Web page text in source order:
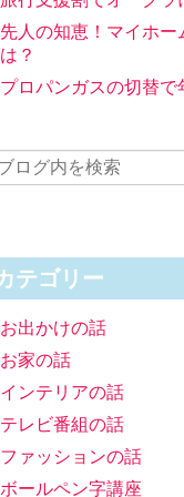
先人の知恵！マイホー
は？
プロパンガスの切替で
テゴリー
お出かけの話
お家の話
インテリアの話
テレビ番組の話
ファッションの話
ボールペン字講座